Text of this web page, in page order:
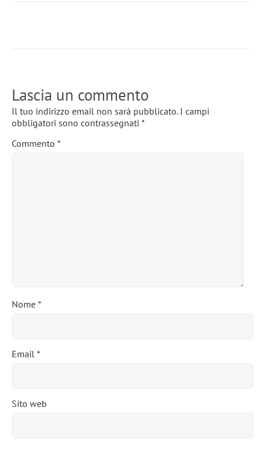
Lascia un commento
Il tuo indirizzo email non sarà pubblicato. I campi
obbligatori sono contrassegnati *
Commento *
Nome *
Email *
Sito web